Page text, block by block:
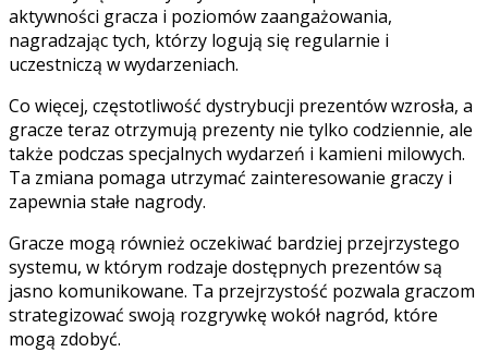
aktywności gracza i poziomów zaangażowania,
nagradzając tych, którzy logują się regularnie i
uczestniczą w wydarzeniach.
Co więcej, częstotliwość dystrybucji prezentów wzrosła, a
gracze teraz otrzymują prezenty nie tylko codziennie, ale
także podczas specjalnych wydarzeń i kamieni milowych.
Ta zmiana pomaga utrzymać zainteresowanie graczy i
zapewnia stałe nagrody.
Gracze mogą również oczekiwać bardziej przejrzystego
systemu, w którym rodzaje dostępnych prezentów są
jasno komunikowane. Ta przejrzystość pozwala graczom
strategizować swoją rozgrywkę wokół nagród, które
mogą zdobyć.